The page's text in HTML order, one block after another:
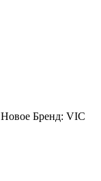
Новое Бренд: VIC